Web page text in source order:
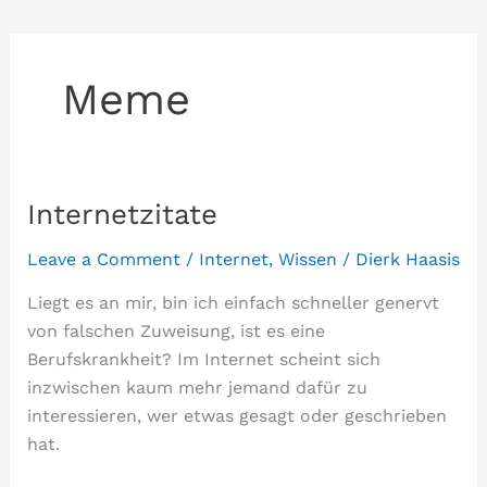
Meme
Internetzitate
Leave a Comment / Internet, Wissen / Dierk Haasis
Liegt es an mir, bin ich einfach schneller genervt
von falschen Zuweisung, ist es eine
Berufskrankheit? Im Internet scheint sich
inzwischen kaum mehr jemand dafür zu
interessieren, wer etwas gesagt oder geschrieben
hat.